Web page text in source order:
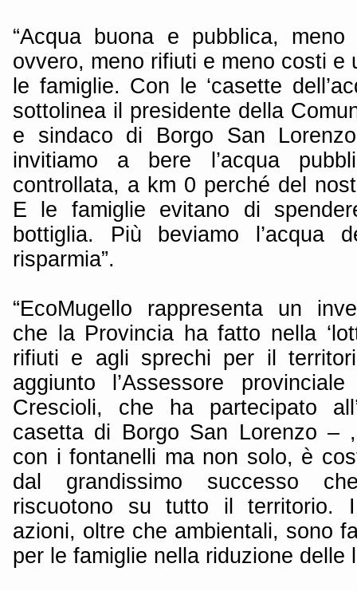
“Acqua buona e pubblica,
ovvero, meno rifiuti e meno costi e
le famiglie. Con le ‘casette
sottolinea il presidente della
e sindaco di Borgo San
invitiamo a bere l’acqua
controllata, a km 0 perché del
E le famiglie evitano di
bottiglia. Più beviamo l’acqua
risparmia”.
“EcoMugello rappresenta un
che la Provincia ha fatto nella
rifiuti e agli sprechi per il
aggiunto l’Assessore
Crescioli, che ha partecipato
casetta di Borgo San Lorenzo – ,
con i fontanelli ma non solo, è
dal grandissimo successo
riscuotono su tutto il territorio.
azioni, oltre che ambientali, sono
per le famiglie nella riduzione delle